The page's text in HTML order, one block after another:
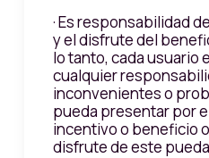
· Es responsabilidad
y el disfrute del
lo tanto, cada usuario
cualquier
inconvenientes o
pueda presentar por
incentivo o beneficio
disfrute de este